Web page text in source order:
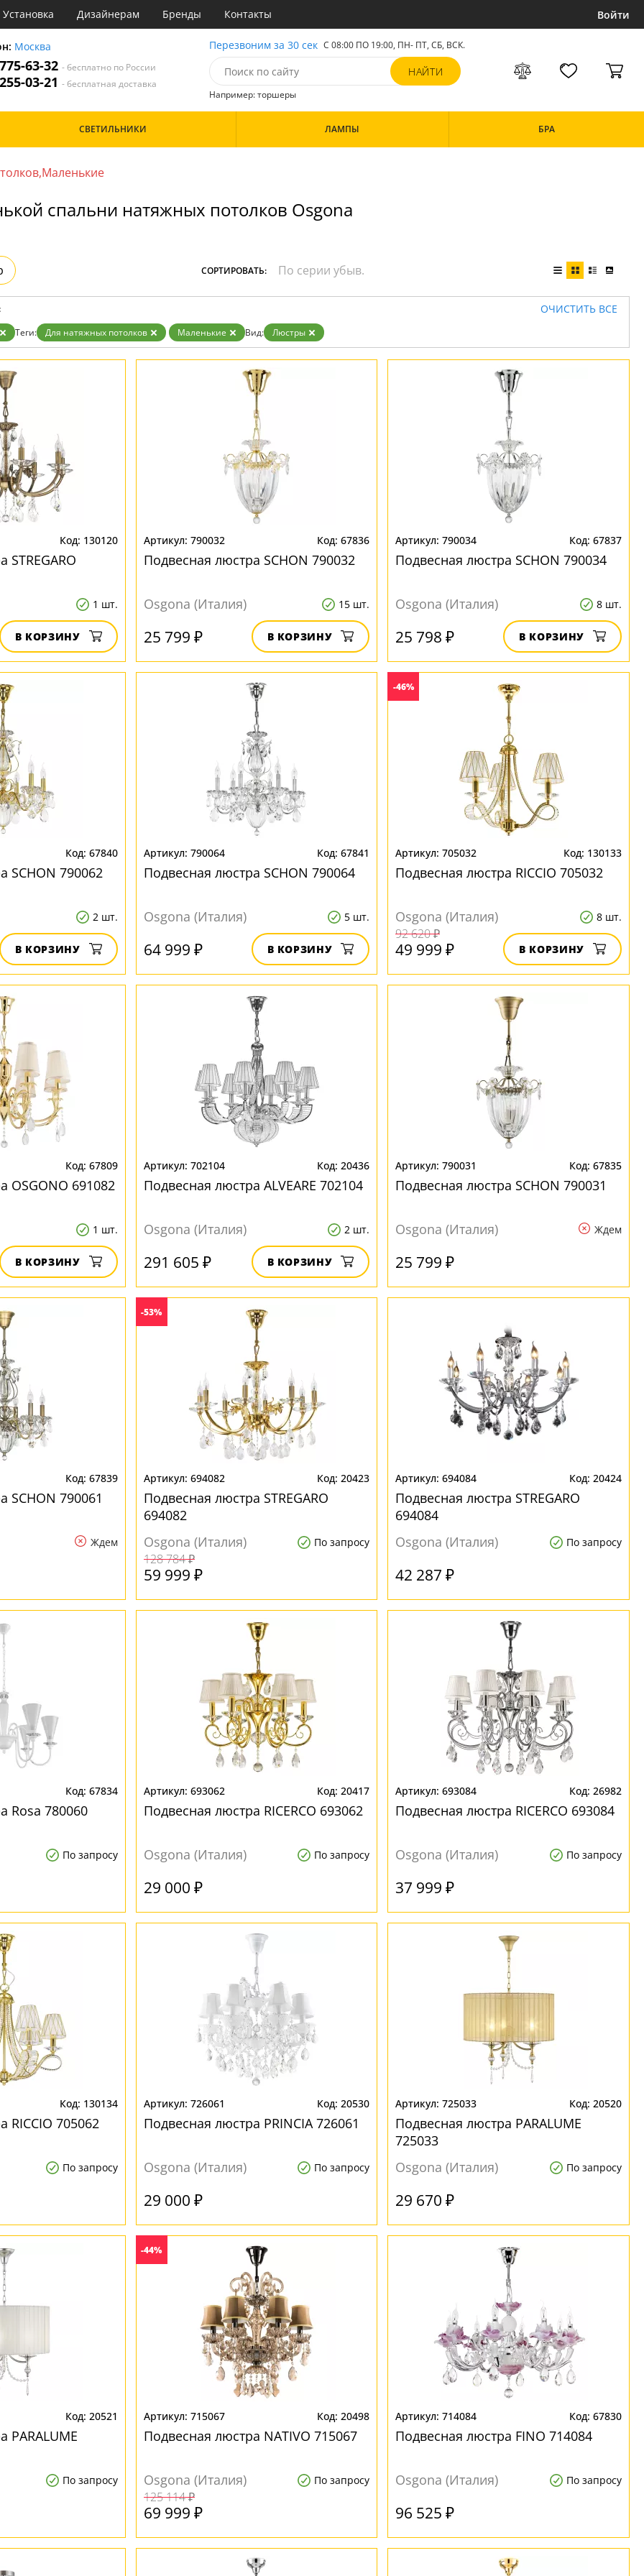
Установка Дизайнерам Бренды Контакты Войти
Москва
63-32 - бесплатно по России
03-21 - бесплатная доставка
Перезвоним за 30 сек С 08:00 ПО 19:00, ПН- ПТ,СБ, ВСК.
Например: торшеры
Золото
Прозрачные
Черные
СВЕТИЛЬНИКИ ЛАМПЫ БРА
спальни натяжных потолков Osgona
СОРТИРОВАТЬ:
ОЧИСТИТЬ ВСЕ
Теги: Для натяжных потолков Маленькие Вид: Люстры
130120
STREGARO
1 шт.
В КОРЗИНУ
790032 67836
Подвесная люстра SCHON 790032
Osgona (Италия) 15 шт.
25 799 ₽ В КОРЗИНУ
790034 67837
Подвесная люстра SCHON 790034
Osgona (Италия) 8 шт.
25 798 ₽ В КОРЗИНУ
67840
SCHON 790062
2 шт.
В КОРЗИНУ
790064 67841
Подвесная люстра SCHON 790064
Osgona (Италия) 5 шт.
64 999 ₽ В КОРЗИНУ
-46%
705032 130133
Подвесная люстра RICCIO 705032
Osgona (Италия) 8 шт.
92 620 ₽
49 999 ₽ В КОРЗИНУ
67809
OSGONO 691082
1 шт.
В КОРЗИНУ
702104 20436
Подвесная люстра ALVEARE 702104
Osgona (Италия) 2 шт.
291 605 ₽ В КОРЗИНУ
790031 67835
Подвесная люстра SCHON 790031
Osgona (Италия) Ждем
25 799 ₽
67839
SCHON 790061
Ждем
-53%
694082 20423
Подвесная люстра STREGARO
694082
Osgona (Италия)
По запросу
128 784 ₽
59 999 ₽
694084 20424
Подвесная люстра STREGARO
694084
Osgona (Италия)
По запросу
42 287 ₽
67834
Rosa 780060
По запросу
693062 20417
Подвесная люстра RICERCO 693062
Osgona (Италия) По запросу
29 000 ₽
693084 26982
Подвесная люстра RICERCO 693084
Osgona (Италия) По запросу
37 999 ₽
130134
RICCIO 705062
По запросу
726061 20530
Подвесная люстра PRINCIA 726061
Osgona (Италия) По запросу
29 000 ₽
725033 20520
Подвесная люстра PARALUME
725033
Osgona (Италия)
По запросу
29 670 ₽
20521
PARALUME
По запросу
-44%
715067 20498
Подвесная люстра NATIVO 715067
Osgona (Италия) По запросу
125 114 ₽
69 999 ₽
714084 67830
Подвесная люстра FINO 714084
Osgona (Италия) По запросу
96 525 ₽